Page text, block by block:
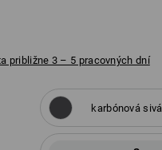
približne 3 – 5 pracovných dní
karbónová sivá